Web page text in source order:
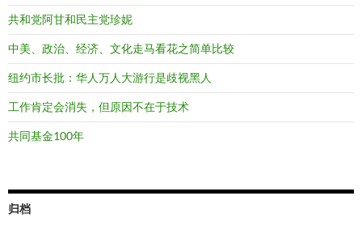
共和党阿甘和民主党珍妮
中美、政治、经济、文化走马看花之简单比较
纽约市长批：华人万人大游行是歧视黑人
工作肯定会消失，但原因不在于技术
共同基金100年
归档